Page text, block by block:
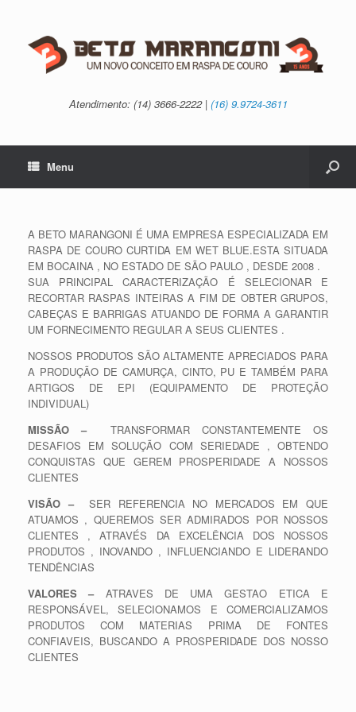
Atendimento: (14) 3666-2222 | (16) 9.9724-3611
Menu
A BETO MARANGONI É UMA EMPRESA ESPECIALIZADA EM
RASPA DE COURO CURTIDA EM WET BLUE.ESTA SITUADA
EM BOCAINA , NO ESTADO DE SÃO PAULO , DESDE 2008 .
SUA PRINCIPAL CARACTERIZAÇÃO É SELECIONAR E
RECORTAR RASPAS INTEIRAS A FIM DE OBTER GRUPOS,
CABEÇAS E BARRIGAS ATUANDO DE FORMA A GARANTIR
UM FORNECIMENTO REGULAR A SEUS CLIENTES .
NOSSOS PRODUTOS SÃO ALTAMENTE APRECIADOS PARA
A PRODUÇÃO DE CAMURÇA, CINTO, PU E TAMBÉM PARA
ARTIGOS DE EPI (EQUIPAMENTO DE PROTEÇÃO
INDIVIDUAL)
MISSÃO – TRANSFORMAR CONSTANTEMENTE OS
DESAFIOS EM SOLUÇÃO COM SERIEDADE , OBTENDO
CONQUISTAS QUE GEREM PROSPERIDADE A NOSSOS
CLIENTES
VISÃO – SER REFERENCIA NO MERCADOS EM QUE
ATUAMOS , QUEREMOS SER ADMIRADOS POR NOSSOS
CLIENTES , ATRAVÉS DA EXCELÊNCIA DOS NOSSOS
PRODUTOS , INOVANDO , INFLUENCIANDO E LIDERANDO
TENDÊNCIAS
VALORES –ATRAVES DE UMA GESTAO ETICA E
RESPONSÁVEL, SELECIONAMOS E COMERCIALIZAMOS
PRODUTOS COM MATERIAS PRIMA DE FONTES
CONFIAVEIS, BUSCANDO A PROSPERIDADE DOS NOSSO
CLIENTES